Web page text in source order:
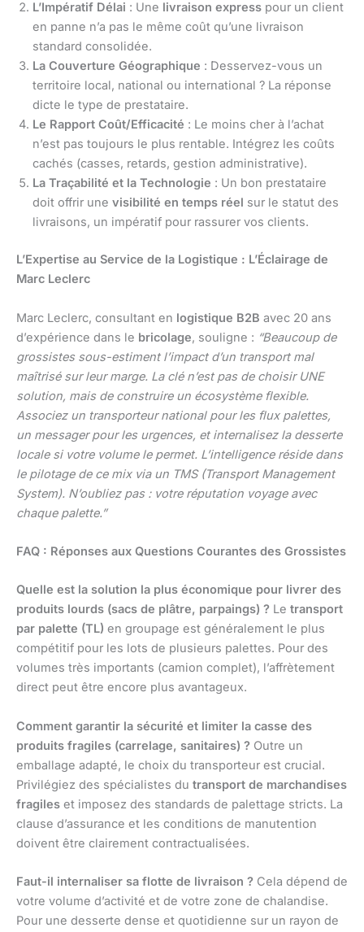
L’Impératif Délai : Une livraison express pour un client
en panne n’a pas le même coût qu’une livraison
standard consolidée.
La Couverture Géographique : Desservez-vous un
territoire local, national ou international ? La réponse
dicte le type de prestataire.
Le Rapport Coût/Efficacité : Le moins cher à l’achat
n’est pas toujours le plus rentable. Intégrez les coûts
cachés (casses, retards, gestion administrative).
La Traçabilité et la Technologie : Un bon prestataire
doit offrir une visibilité en temps réel sur le statut des
livraisons, un impératif pour rassurer vos clients.
L’Expertise au Service de la Logistique : L’Éclairage de
Marc Leclerc
Marc Leclerc, consultant en logistique B2B avec 20 ans
d’expérience dans le bricolage, souligne : “Beaucoup de
grossistes sous-estiment l’impact d’un transport mal
maîtrisé sur leur marge. La clé n’est pas de choisir UNE
solution, mais de construire un écosystème flexible.
Associez un transporteur national pour les flux palettes,
un messager pour les urgences, et internalisez la desserte
locale si votre volume le permet. L’intelligence réside dans
le pilotage de ce mix via un TMS (Transport Management
System). N’oubliez pas : votre réputation voyage avec
chaque palette.”
FAQ : Réponses aux Questions Courantes des Grossistes
Quelle est la solution la plus économique pour livrer des
produits lourds (sacs de plâtre, parpaings) ? Le transport
par palette (TL) en groupage est généralement le plus
compétitif pour les lots de plusieurs palettes. Pour des
volumes très importants (camion complet), l’affrètement
direct peut être encore plus avantageux.
Comment garantir la sécurité et limiter la casse des
produits fragiles (carrelage, sanitaires) ? Outre un
emballage adapté, le choix du transporteur est crucial.
Privilégiez des spécialistes du transport de marchandises
fragiles et imposez des standards de palettage stricts. La
clause d’assurance et les conditions de manutention
doivent être clairement contractualisées.
Faut-il internaliser sa flotte de livraison ? Cela dépend de
votre volume d’activité et de votre zone de chalandise.
Pour une desserte dense et quotidienne sur un rayon de